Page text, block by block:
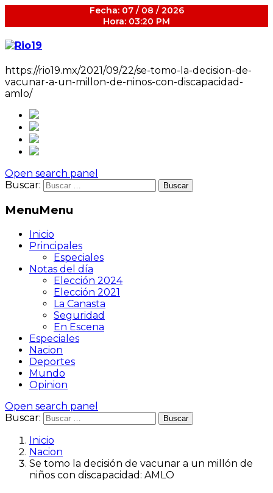
Fecha: 07 / 08 / 2026
Hora: 03:20 PM
https://rio19.mx/2021/09/22/se-tomo-la-decision-de-
vacunar-a-un-millon-de-ninos-con-discapacidad-
amlo/
Open search panel
Buscar:
MenuMenu
Inicio
Principales
Especiales
Notas del día
Elección 2024
Elección 2021
La Canasta
Seguridad
En Escena
Especiales
Nacion
Deportes
Mundo
Opinion
Open search panel
Buscar:
Inicio
Nacion
Se tomo la decisión de vacunar a un millón de
niños con discapacidad: AMLO